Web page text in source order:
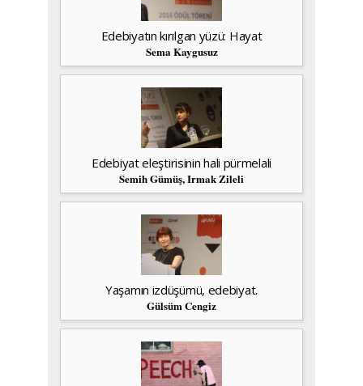
Edebiyatın kırılgan yüzü: Hayat
Sema Kaygusuz
Edebiyat eleştirisinin hali pürmelali
Semih Gümüş, Irmak Zileli
Yaşamın izdüşümü, edebiyat.
Gülsüm Cengiz